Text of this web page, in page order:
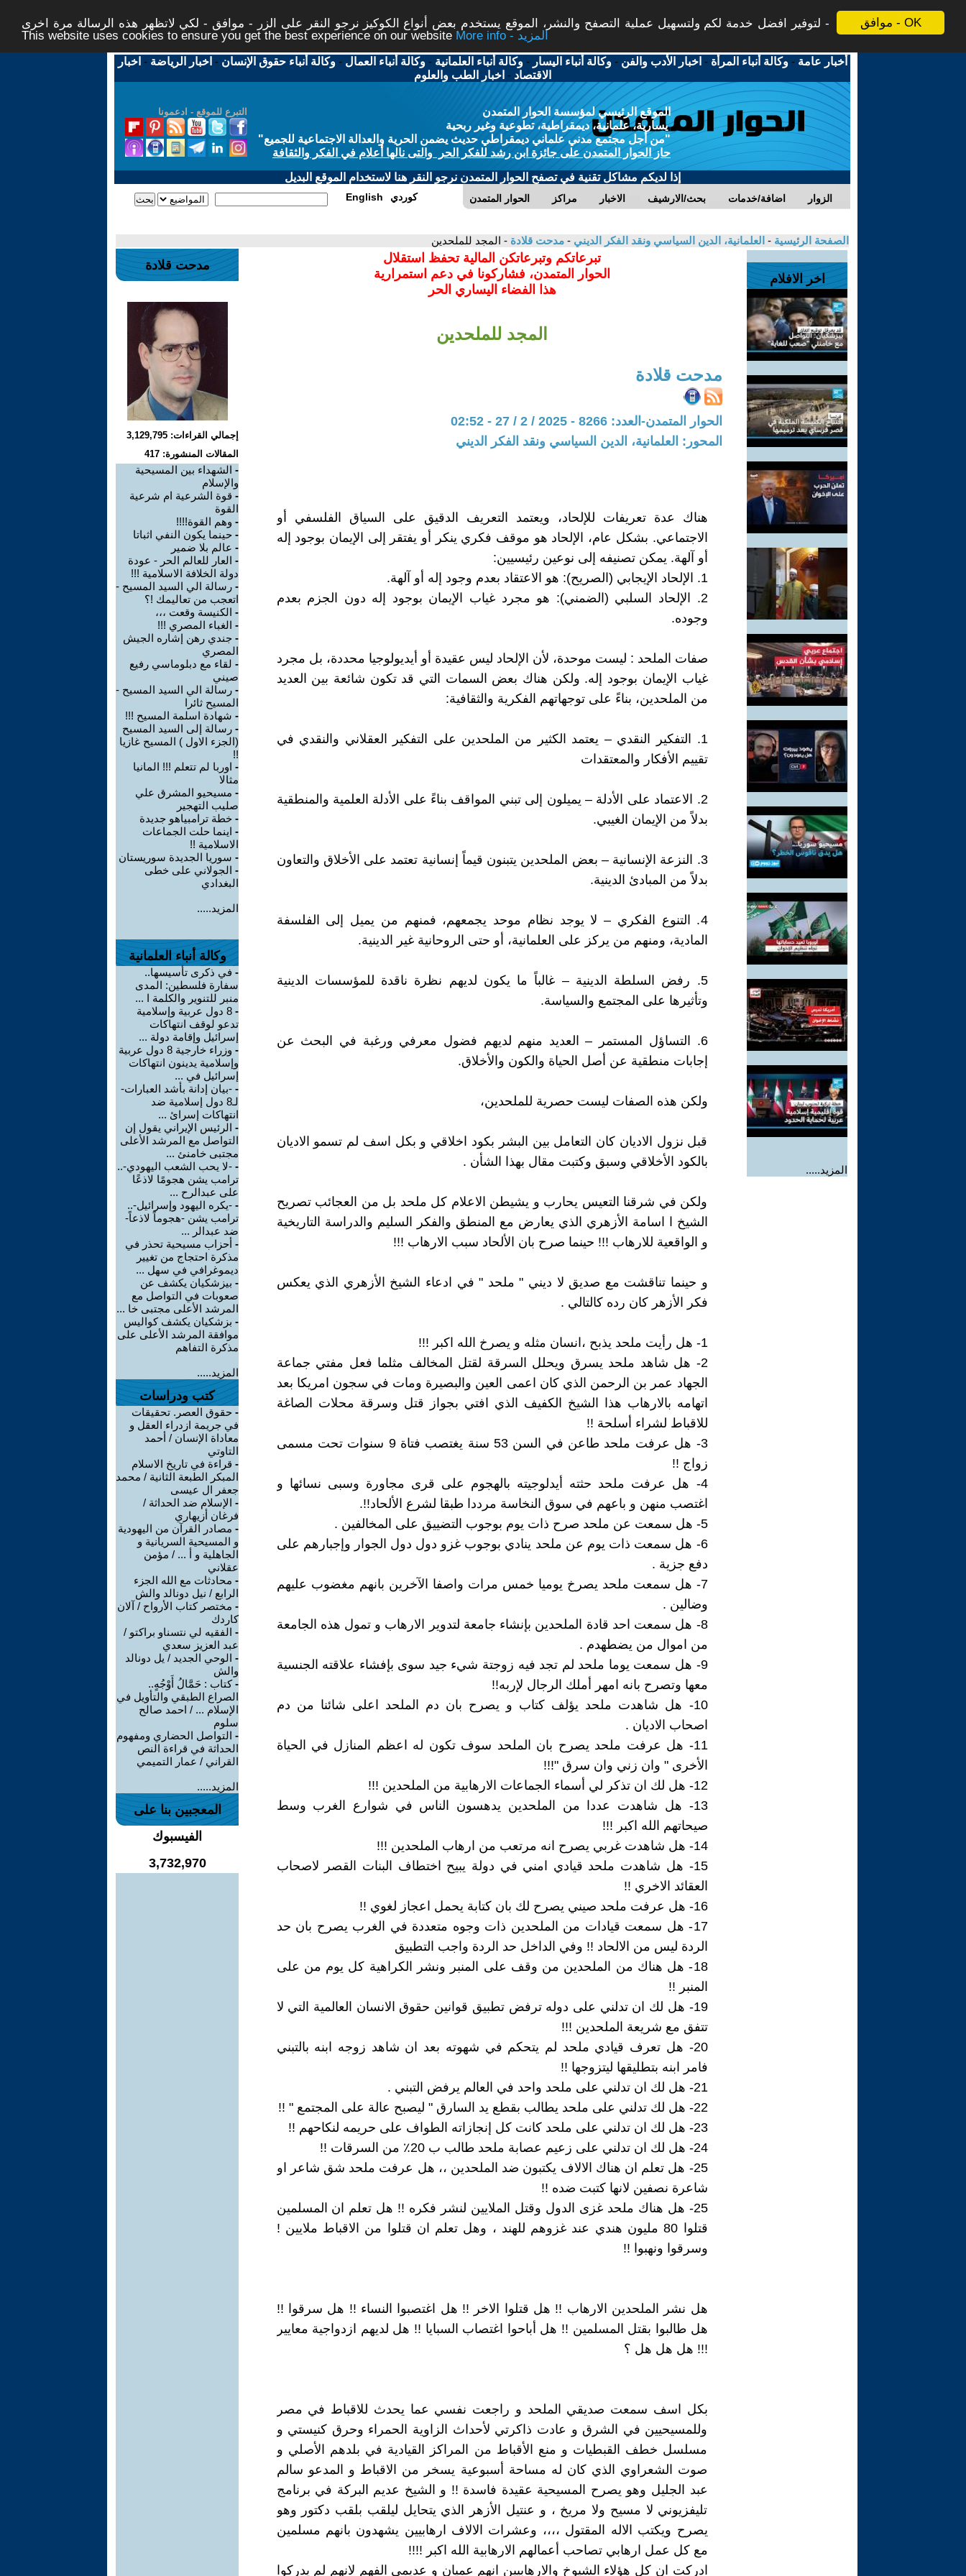
موافق - OK
لتوفير افضل خدمة لكم ولتسهيل عملية التصفح والنشر، الموقع يستخدم بعض أنواع الكوكيز نرجو النقر على الزر - موافق - لكي لاتظهر هذه الرسالة مرة اخرى -
This website uses cookies to ensure you get the best experience on our website
More info - المزيد
أخبار عامة -وكالة أنباء المرأة - اخبار الأدب والفن -وكالة أنباء اليسار -وكالة أنباء العلمانية -وكالة أنباء العمال -وكالة أنباء حقوق الإنسان - اخبار الرياضة - اخبار
الاقتصاد - اخبار الطب والعلوم
التبرع للموقع - ادعمونا
الموقع الرئيسي لمؤسسة الحوار المتمدن
يسارية، علمانية، ديمقراطية، تطوعية وغير ربحية
"من أجل مجتمع مدني علماني ديمقراطي حديث يضمن الحرية والعدالة الاجتماعية للجميع"
حاز الحوار المتمدن على جائزة ابن رشد للفكر الحر والتى نالها أعلام في الفكر والثقافة
إذا لديكم مشاكل تقنية في تصفح الحوار المتمدن نرجو النقر هنا لاستخدام الموقع البديل
الحوار المتمدن مراكز الاخبار بحث/الارشيف اضافة/خدمات الزوار English كوردي
الصفحة الرئيسية - العلمانية، الدين السياسي ونقد الفكر الديني - مدحت قلادة - المجد للملحدين
اخر الافلام
المزيد.....
تبرعاتكم وتبرعاتكن المالية تحفظ استقلال
الحوار المتمدن، فشاركونا في دعم استمرارية
هذا الفضاء اليساري الحر
المجد للملحدين
مدحت قلادة
الحوار المتمدن-العدد: 8266 - 2025 / 2 / 27 - 02:52
المحور: العلمانية، الدين السياسي ونقد الفكر الديني
هناك عدة تعريفات للإلحاد، ويعتمد التعريف الدقيق على السياق الفلسفي أو
الاجتماعي. بشكل عام، الإلحاد هو موقف فكري ينكر أو يفتقر إلى الإيمان بوجود إله
أو آلهة. يمكن تصنيفه إلى نوعين رئيسيين:
1. الإلحاد الإيجابي (الصريح): هو الاعتقاد بعدم وجود إله أو آلهة.
2. الإلحاد السلبي (الضمني): هو مجرد غياب الإيمان بوجود إله دون الجزم بعدم
وجوده.
صفات الملحد : ليست موحدة، لأن الإلحاد ليس عقيدة أو أيديولوجيا محددة، بل مجرد
غياب الإيمان بوجود إله. ولكن هناك بعض السمات التي قد تكون شائعة بين العديد
من الملحدين، بناءً على توجهاتهم الفكرية والثقافية:
1. التفكير النقدي – يعتمد الكثير من الملحدين على التفكير العقلاني والنقدي في
تقييم الأفكار والمعتقدات
2. الاعتماد على الأدلة – يميلون إلى تبني المواقف بناءً على الأدلة العلمية والمنطقية
بدلاً من الإيمان الغيبي.
3. النزعة الإنسانية – بعض الملحدين يتبنون قيماً إنسانية تعتمد على الأخلاق والتعاون
بدلاً من المبادئ الدينية.
4. التنوع الفكري – لا يوجد نظام موحد يجمعهم، فمنهم من يميل إلى الفلسفة
المادية، ومنهم من يركز على العلمانية، أو حتى الروحانية غير الدينية.
5. رفض السلطة الدينية – غالباً ما يكون لديهم نظرة ناقدة للمؤسسات الدينية
وتأثيرها على المجتمع والسياسة.
6. التساؤل المستمر – العديد منهم لديهم فضول معرفي ورغبة في البحث عن
إجابات منطقية عن أصل الحياة والكون والأخلاق.
ولكن هذه الصفات ليست حصرية للملحدين،
قبل نزول الاديان كان التعامل بين البشر بكود اخلاقي و بكل اسف لم تسمو الاديان
بالكود الأخلاقي وسبق وكتبت مقال بهذا الشأن .
ولكن في شرقنا التعيس يحارب و يشيطن الاعلام كل ملحد بل من العجائب تصريح
الشيخ ا اسامة الأزهري الذي يعارض مع المنطق والفكر السليم والدراسة التاريخية
و الواقعية للارهاب !!! حينما صرح بان الألحاد سبب الارهاب !!!
و حينما تناقشت مع صديق لا ديني " ملحد " في ادعاء الشيخ الأزهري الذي يعكس
فكر الأزهر كان رده كالتالي .
1- هل رأيت ملحد يذبح ،انسان مثله و يصرخ الله اكبر !!!
2- هل شاهد ملحد يسرق ويحلل السرقة لقتل المخالف مثلما فعل مفتي جماعة
الجهاد عمر بن الرحمن الذي كان اعمى العين والبصيرة ومات في سجون امريكا بعد
اتهامه بالارهاب هذا الشيخ الكفيف الذي افتي بجواز قتل وسرقة محلات الصاغة
للاقباط لشراء أسلحة !!
3- هل عرفت ملحد طاعن في السن 53 سنة يغتصب فتاة 9 سنوات تحت مسمى
زواج !!
4- هل عرفت ملحد حثته أيدلوجيته بالهجوم على قرى مجاورة وسبى نسائها و
اغتصب منهن و باعهم في سوق النخاسة مرددا طبقا لشرع الألحاد!!.
5- هل سمعت عن ملحد صرح ذات يوم بوجوب التضييق على المخالفين .
6- هل سمعت ذات يوم عن ملحد ينادي بوجوب غزو دول دول الجوار وإجبارهم على
دفع جزية .
7- هل سمعت ملحد يصرخ يوميا خمس مرات واصفا الآخرين بانهم مغضوب عليهم
وضالين .
8- هل سمعت احد قادة الملحدين بإنشاء جامعة لتدوير الارهاب و تمول هذه الجامعة
من اموال من يضطهدم .
9- هل سمعت يوما ملحد لم تجد فيه زوجتة شيء جيد سوى بإفشاء علاقته الجنسية
معها وتصرح بانه امهر أملك الرجال لإربه!!
10- هل شاهدت ملحد يؤلف كتاب و يصرح بان دم الملحد اعلى شائنا من دم
اصحاب الاديان .
11- هل عرفت ملحد يصرح بان الملحد سوف تكون له اعظم المنازل في الحياة
الأخرى " وان زني وان سرق "!!!
12- هل لك ان تذكر لي أسماء الجماعات الارهابية من الملحدين !!!
13- هل شاهدت عددا من الملحدين يدهسون الناس في شوارع الغرب وسط
صيحاتهم الله اكبر !!!
14- هل شاهدت غربي يصرح انه مرتعب من ارهاب الملحدين !!!
15- هل شاهدت ملحد قيادي امني في دولة يبيح اختطاف البنات القصر لاصحاب
العقائد الاخري !!
16- هل عرفت ملحد صيني يصرح لك بان كتابة يحمل اعجاز لغوي !!
17- هل سمعت قيادات من الملحدين ذات وجوه متعددة في الغرب يصرح بان حد
الردة ليس من الالحاد !! وفي الداخل حد الردة واجب التطبيق
18- هل هناك من الملحدين من وقف على المنبر ونشر الكراهية كل يوم من على
المنبر !!
19- هل لك ان تدلني على دوله ترفض تطبيق قوانين حقوق الانسان العالمية التي لا
تتفق مع شريعة الملحدين !!!
20- هل تعرف قيادي ملحد لم يتحكم في شهوته بعد ان شاهد زوجه ابنه بالتبني
فامر ابنه بتطليقها ليتزوجها !!
21- هل لك ان تدلني على ملحد واحد في العالم يرفض التبني .
22- هل لك تدلني على ملحد يطالب بقطع يد السارق " ليصبح عالة على المجتمع " !!
23- هل لك ان تدلني على ملحد كانت كل إنجازاته الطواف على حريمه لنكاحهم !!
24- هل لك ان تدلني على زعيم عصابة ملحد طالب ب 20٪ من السرقات !!
25- هل تعلم ان هناك الالاف يكتبون ضد الملحدين ،، هل عرفت ملحد شق شاعر او
شاعرة نصفين لانها كتبت ضده !!
25- هل هناك ملحد غزى الدول وقتل الملايين لنشر فكره !! هل تعلم ان المسلمين
قتلوا 80 مليون هندي عند غزوهم للهند ، وهل تعلم ان قتلوا من الاقباط ملايين !
وسرقوا ونهبوا !!
هل نشر الملحدين الارهاب !! هل قتلوا الاخر !! هل اغتصبوا النساء !! هل سرقوا !!
هل طالبوا بقتل المسلمين !! هل أباحوا اغتصاب السبايا !! هل لديهم ازدواجية معايير
!!! هل هل هل ؟
بكل اسف سمعت صديقي الملحد و راجعت نفسي عما يحدث للاقباط في مصر
وللمسيحيين في الشرق و عادت ذاكرتي لأحداث الزاوية الحمراء وحرق كنيستي و
مسلسل خطف القبطيات و منع الأقباط من المراكز القيادية في بلدهم الأصلي و
صوت الشعراوي الذي كان له مساحة أسبوعية يسخر من الاقباط و المدعو سالم
عبد الجليل وهو يصرح المسيحية عقيدة فاسدة !! و الشيخ عديم البركة في برنامج
تليفزيوني لا مسيح ولا مريخ ، و عنتيل الأزهر الذي يتحايل ليلقب بلقب دكتور وهو
يصرح ويكتب الاله المقتول ،،،، وعشرات الالاف ارهابيين يشهدون بانهم مسلمين
مع كل عمل ارهابي تصاحب أعمالهم الارهابية الله اكبر !!!!
ادركت ان كل هؤلاء الشيوخ والارهابيين انهم عميان و عديمي الفهم لانهم لم يدركوا
مدحت قلادة
إجمالي القراءات: 3,129,795
المقالات المنشورة: 417
- الشهداء بين المسيحية
والإسلام
- قوة الشرعية ام شرعية
القوة
- وهم القوة!!!!
- حينما يكون النفي اثباتا
- عالم بلا ضمير
- العار للعالم الحر - عودة
دولة الخلافة الاسلامية !!!
- رسالة الي السيد المسيح -
اتعجب من تعاليمك !؟
- الكنيسة وقعت ،،،
- الغباء المصري !!!
- جندي رهن إشاره الجيش
المصري
- لقاء مع دبلوماسي رفيع
صيني
- رسالة الي السيد المسيح -
المسيح ثائرا
- شهادة اسلمة المسيح !!!
- ‎رسالة إلى السيد المسيح
(الجزء الاول ) المسيح غازيا
!!
- اوربا لم تتعلم !!! المانيا
مثالا
- مسيحيو المشرق علي
صليب التهجير
- خطة ترامبياهو جديدة
- اينما حلت الجماعات
الاسلامية !!
- سوريا الجديدة سوريستان
- الجولاني على خطى
البغدادي
المزيد.....
وكالة أنباء العلمانية
- في ذكرى تأسيسها..
سفارة فلسطين: المدى
منبر للتنوير والكلمة ا ...
-
8 دول عربية وإسلامية
تدعو لوقف انتهاكات
إسرائيل وإقامة دولة ...
-
وزراء خارجية 8 دول عربية
وإسلامية يدينون انتهاكات
إسرائيل في ...
- -بيان إدانة بأشد العبارات-
لـ8 دول إسلامية ضد
انتهاكات إسرائ ...
- الرئيس الإيراني يقول إن
التواصل مع المرشد الأعلى
مجتبى خامنئ ...
- -لا يحب الشعب اليهودي-..
ترامب يشن هجومًا لاذعًا
على عبدالرح ...
- -يكره اليهود وإسرائيل-..
ترامب يشن -هجوماً لاذعاً-
ضد عبدالر ...
- أحزاب مسيحية تحذر في
مذكرة احتجاج من تغيير
ديموغرافي في سهل ...
- بيزشكيان يكشف عن
صعوبات في التواصل مع
المرشد الأعلى مجتبى خا ...
- بزشكيان يكشف كواليس
موافقة المرشد الأعلى على
مذكرة التفاهم
المزيد.....
كتب ودراسات
- حقوق العصر. تحقيقات
في جريمة ازدراء العقل و
معاداة الإنسان / أحمد
التاوتي
- قراءة في تاريخ الاسلام
المبكر الطبعة الثانية / محمد
جعفر ال عيسى
- الإسلام ضد الحداثة /
فرغان أزيهاري
- مصادر القرآن من اليهودية
و المسيحية السريانية و
الجاهلية و أ ... / مؤمن
عقلاني
- محادثات مع الله الجزء
الرابع / نيل دونالد والش
- مختصر كتاب الأرواح / آلان
كاردك
- الفقيه لي نتسناو براكتو /
عبد العزيز سعدي
- الوحي الجديد / يل دونالد
والش
-كتاب : حَمَّالُ أَوْجُهٍ..
الصراع الطبقي والتأويل في
الإسلام ... / احمد صالح
سلوم
- التواصل الحضاري ومفهوم
الحداثة في قراءة النص
القراني / عمار التميمي
المزيد.....
المعجبين بنا على
الفيسبوك
3,732,970